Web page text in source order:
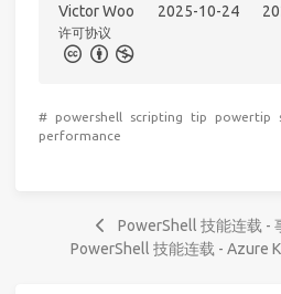
Victor Woo 2025-10-24
许可协议
# powershell scripting tip powertip
performance
PowerShell 技能连载 -
PowerShell 技能连载 - Azure